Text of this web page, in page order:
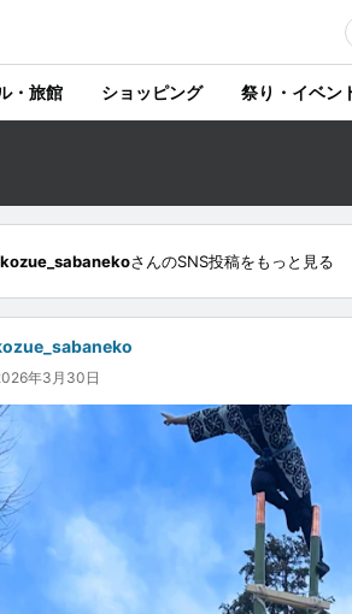
・旅館 ショッピング 祭り・イベン
kozue_sabanekoさんのSNS投稿をもっと見る
年3月30日